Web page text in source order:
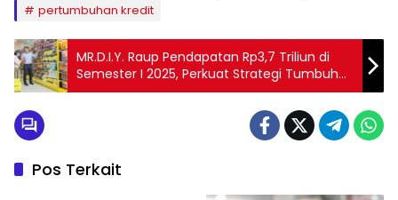
pertumbuhan kredit
MR.D.I.Y. Raup Pendapatan Rp3,7 Triliun di
Semester I 2025, Perkuat Strategi Tumbuh
Berkelanjutan
Pos Terkait